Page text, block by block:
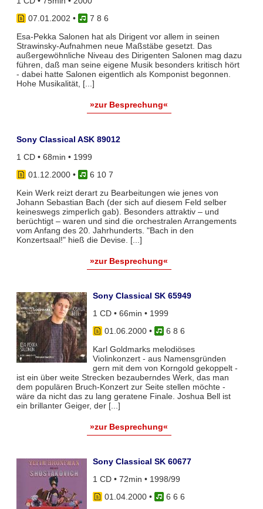
07.01.2002 •
7 8 6
Esa-Pekka Salonen hat als Dirigent vor allem in seinen
Strawinsky-Aufnahmen neue Maßstäbe gesetzt. Das
außergewöhnliche Niveau des Dirigenten Salonen mag dazu
führen, daß man seine eigene Musik besonders kritisch hört
- dabei hatte Salonen eigentlich als Komponist begonnen.
Hohe Musikalität, [...]
»zur Besprechung«
Sony Classical ASK 89012
1 CD • 68min • 1999
01.12.2000•
6 10 7
Kein Werk reizt derart zu Bearbeitungen wie jenes von
Johann Sebastian Bach (der sich auf diesem Feld selber
keineswegs zimperlich gab). Besonders attraktiv – und
berüchtigt – waren und sind die orchestralen Arrangements
vom Anfang des 20. Jahrhunderts. "Bach in den
Konzertsaal!" hieß die Devise. [...]
»zur Besprechung«
Sony Classical SK 65949
1 CD • 66min • 1999
01.06.2000•
6 8 6
Karl Goldmarks melodiöses
Violinkonzert - aus Namensgründen
gern mit dem von Korngold gekoppelt -
ist ein über weite Strecken bezauberndes Werk, das man
dem populären Bruch-Konzert zur Seite stellen möchte -
wäre da nicht das zu lang geratene Finale. Joshua Bell ist
ein brillanter Geiger, der [...]
»zur Besprechung«
Sony Classical SK 60677
1 CD • 72min • 1998/99
01.04.2000•
6 6 6